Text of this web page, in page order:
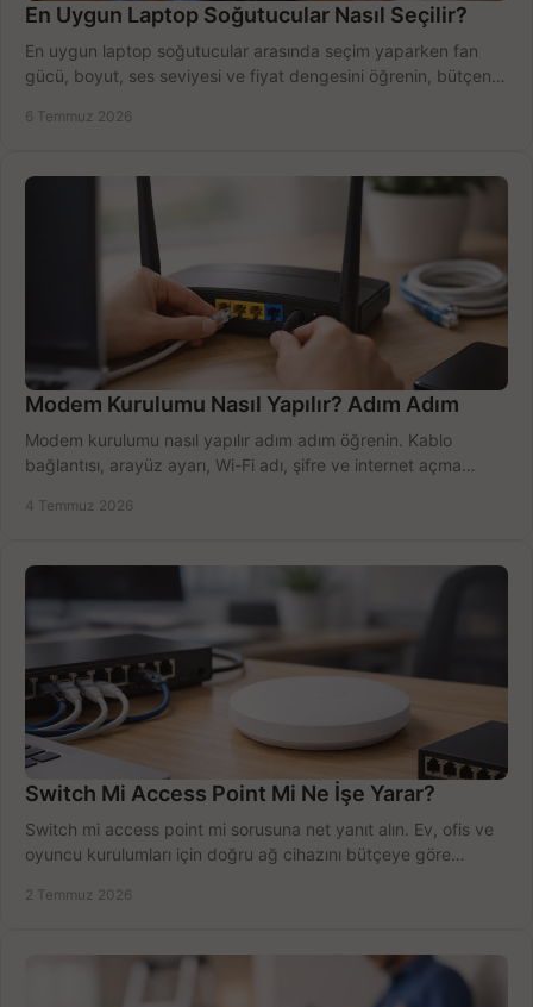
En Uygun Laptop Soğutucular Nasıl Seçilir?
En uygun laptop soğutucular arasında seçim yaparken fan
gücü, boyut, ses seviyesi ve fiyat dengesini öğrenin, bütçenizi
6 Temmuz 2026
Modem Kurulumu Nasıl Yapılır? Adım Adım
Modem kurulumu nasıl yapılır adım adım öğrenin. Kablo
bağlantısı, arayüz ayarı, Wi-Fi adı, şifre ve internet açma
4 Temmuz 2026
Switch Mi Access Point Mi Ne İşe Yarar?
Switch mi access point mi sorusuna net yanıt alın. Ev, ofis ve
oyuncu kurulumları için doğru ağ cihazını bütçeye göre
2 Temmuz 2026